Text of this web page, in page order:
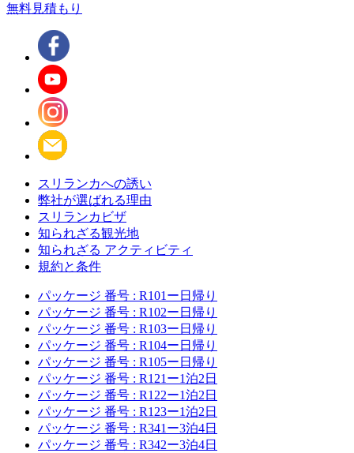
無料見積もり
スリランカへの誘い
弊社が選ばれる理由
スリランカビザ
知られざる観光地
知られざる アクティビティ
規約と条件
パッケージ 番号 : R101ー日帰り
パッケージ 番号 : R102ー日帰り
パッケージ 番号 : R103ー日帰り
パッケージ 番号 : R104ー日帰り
パッケージ 番号 : R105ー日帰り
パッケージ 番号 : R121ー1泊2日
パッケージ 番号 : R122ー1泊2日
パッケージ 番号 : R123ー1泊2日
パッケージ 番号 : R341ー3泊4日
パッケージ 番号 : R342ー3泊4日